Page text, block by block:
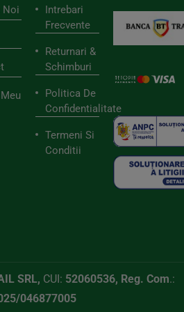
Noi
Intrebari
Frecvente
Returnari &
Schimburi
Politica De
Confidentialitate
Termeni Si
Conditii
SRL, CUI: 52060536, Reg. Com.:
046877005